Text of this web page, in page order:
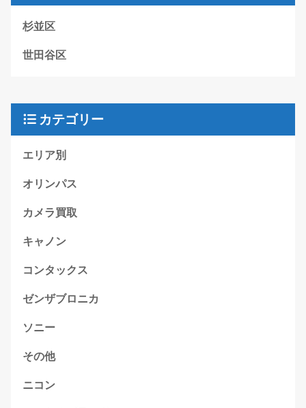
杉並区
世田谷区
カテゴリー
エリア別
オリンパス
カメラ買取
キャノン
コンタックス
ゼンザブロニカ
ソニー
その他
ニコン